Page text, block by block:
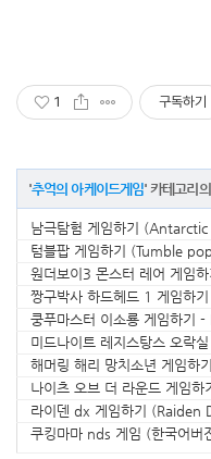
1 구독하기
'추억의 아케이드게임' 카테고리
남극탐험 게임하기
텀블팝 게임하기 (Tumble
원더보이3 몬스터 레어 게
짱구박사 하드헤드 1 게임하
쿵푸마스터 이소룡 게임하기
미드나이트 레지스탕스 오락실
해머링 해리 망치소년 게임
나이츠 오브 더 라운드 게임
라이덴 dx 게임하기 (Raiden
쿠킹마마 nds 게임 (한국어버